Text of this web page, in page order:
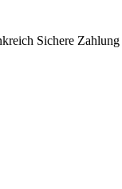
Sichere Zahlung